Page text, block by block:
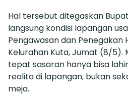
Hal tersebut ditegaskan
langsung kondisi lapangan
Pengawasan dan Penegakan
Kelurahan Kuta, Jumat (8/5).
tepat sasaran hanya bisa
realita di lapangan, bukan
meja.